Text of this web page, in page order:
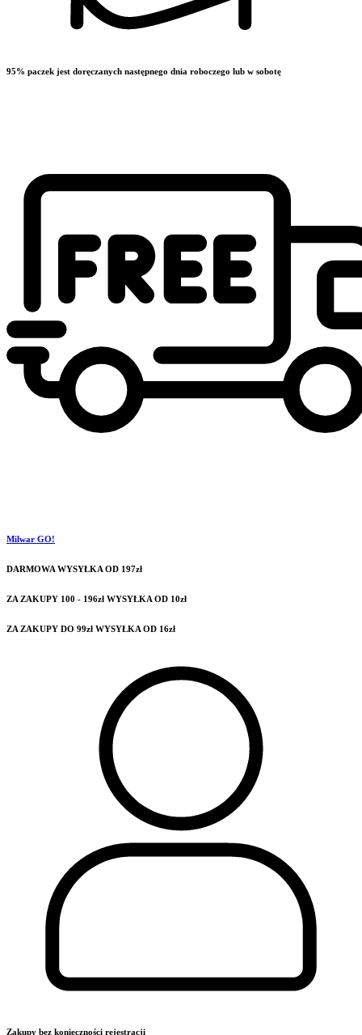
95% paczek jest doręczanych następnego dnia roboczego lub w sobotę
Milwar GO!
DARMOWA WYSYŁKA OD 197zł
ZA ZAKUPY 100 - 196zł WYSYŁKA OD 10zł
ZA ZAKUPY DO 99zł WYSYŁKA OD 16zł
Zakupy bez konieczności rejestracji